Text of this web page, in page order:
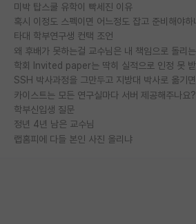
미박 탑스쿨 유학이 빡세진 이유
혹시 이정도 스펙이면 어느정도 잡고 준비해야하
타대 학부연구생 컨택 조언
카이스트는 모든 연구실마다 서버 제공해주나요?
학부신입생 질문
정년 4년 남은 교수님
랩홈피에 다들 본인 사진 올리냐